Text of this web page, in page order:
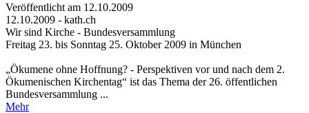
Veröffentlicht am 12­.10.2009
12.10.2009 - kath.ch
Wir sind Kirche - Bundesversammlung
Freitag 23. bis Sonntag 25. Oktober 2009 in München
„Ökumene ohne Hoffnung? - Perspektiven vor und nach dem 2.
Ökumenischen Kirchentag“ ist das Thema der 26. öffentlichen
Bundesversammlung ...
Mehr